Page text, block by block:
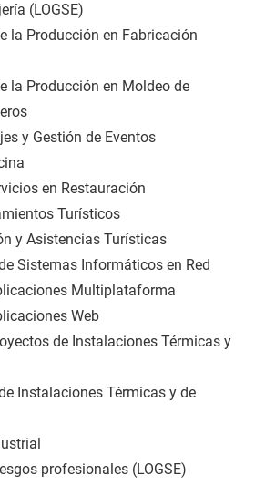
(LOGSE)
la Producción en Fabricación
la Producción en Moldeo de
y Gestión de Eventos
en Restauración
Turísticos
y Asistencias Turísticas
Sistemas Informáticos en Red
Multiplataforma
Web
de Instalaciones Térmicas y
Instalaciones Térmicas y de
profesionales (LOGSE)